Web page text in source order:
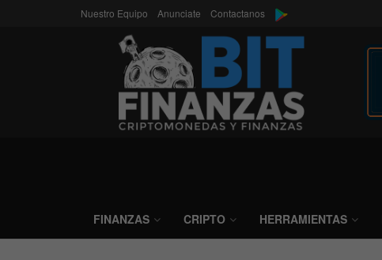
Nuestro Equipo Anunciate Contactanos
FINANZAS CRIPTO HERRAMIENTAS